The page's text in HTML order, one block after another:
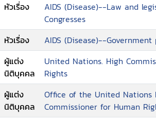
หัวเรื่อง
AIDS (Disease)--Law and
Congresses
หัวเรื่อง
AIDS (Disease)--
ผู้แต่ง
นิติบุคคล
United Nations. High
Rights
ผู้แต่ง
นิติบุคคล
Office of the United Nations
Commissioner for Human